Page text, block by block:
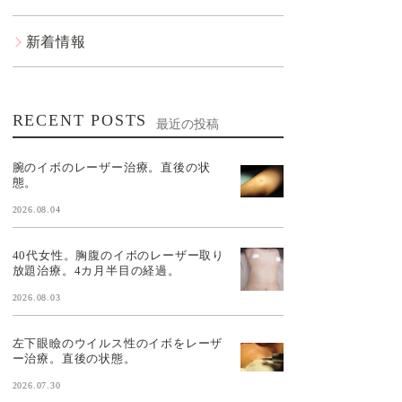
新着情報
RECENT POSTS 最近の投稿
腕のイボのレーザー治療。直後の状
態。
2026.08.04
40代女性。胸腹のイボのレーザー取り
放題治療。4カ月半目の経過。
2026.08.03
左下眼瞼のウイルス性のイボをレーザ
ー治療。直後の状態。
2026.07.30